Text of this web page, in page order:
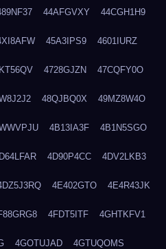
44AFGVXY 44CGH1H9
45A3IPS9 4601IURZ
4728GJZN 47CQFY0O
48QJBQ0X 49MZ8W4O
4B13IA3F 4B1N5SGO
4D90P4CC 4DV2LKB3
4E402GTO 4E4R43JK
4FDT5ITF 4GHTKFV1
4GOTUJAD 4GTUQOMS